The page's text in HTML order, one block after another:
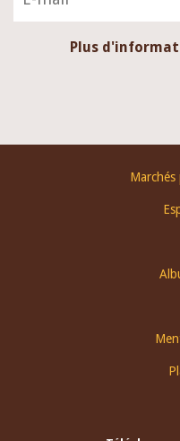
Plus